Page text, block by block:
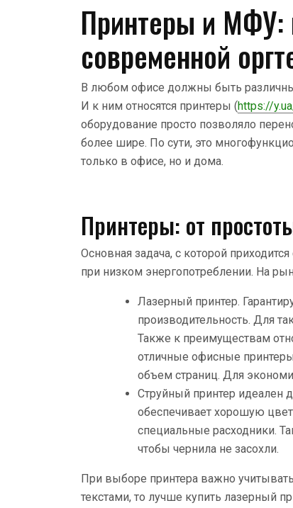
Принтеры и МФУ:
современной
В любом офисе должны быть
И к ним относятся принтеры (https://
оборудование просто позволяло
более шире. По сути, это
только в офисе, но и дома.
Принтеры: от
Основная задача, с которой
при низком энергопотреблении. На
Лазерный принтер.
производительность. Для
Также к преимуществам
отличные офисные
объем страниц. Для
Струйный принтер идеален
обеспечивает хорошую
специальные расходники.
чтобы чернила не засохли.
При выборе принтера важно
текстами, то лучше купить лазерный